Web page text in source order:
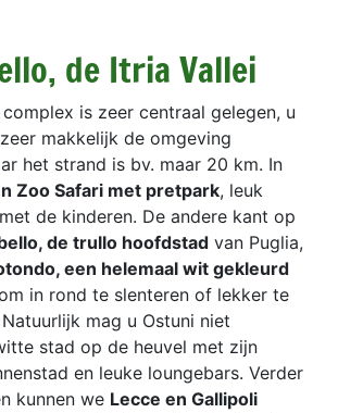
de Itria Vallei
is zeer centraal gelegen, u
makkelijk de omgeving
het strand is bv. maar 20 km. In
Zoo Safari met pretpark, leuk
de kinderen. De andere kant op
de trullo hoofdstad van Puglia,
een helemaal wit gekleurd
in rond te slenteren of lekker te
mag u Ostuni niet
stad op de heuvel met zijn
en leuke loungebars. Verder
kunnen we Lecce en Gallipoli